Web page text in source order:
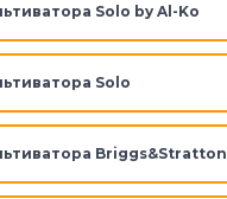
Solo by Al-Ko
Solo
Briggs&Stratton